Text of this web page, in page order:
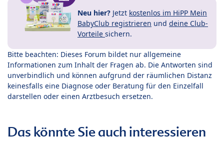
Neu hier? Jetzt kostenlos im HiPP Mein
BabyClub registrieren und deine Club-
Vorteile sichern.
Bitte beachten: Dieses Forum bildet nur allgemeine
Informationen zum Inhalt der Fragen ab. Die Antworten sind
unverbindlich und können aufgrund der räumlichen Distanz
keinesfalls eine Diagnose oder Beratung für den Einzelfall
darstellen oder einen Arztbesuch ersetzen.
Das könnte Sie auch interessieren